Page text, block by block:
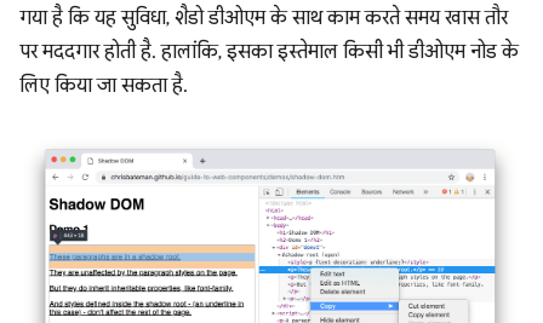
गया है कि यह सुविधा, शैडो डीओएम के साथ काम करते समय खास तौर
पर मददगार होती है. हालांकि, इसका इस्तेमाल किसी भी डीओएम नोड के
लिए किया जा सकता है.